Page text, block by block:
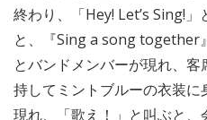
終わり、「Hey! Let’s Sing!
と、『Sing a song together
とバンドメンバーが現れ、
持してミントブルーの衣装
現れ、「歌え！」と叫ぶと